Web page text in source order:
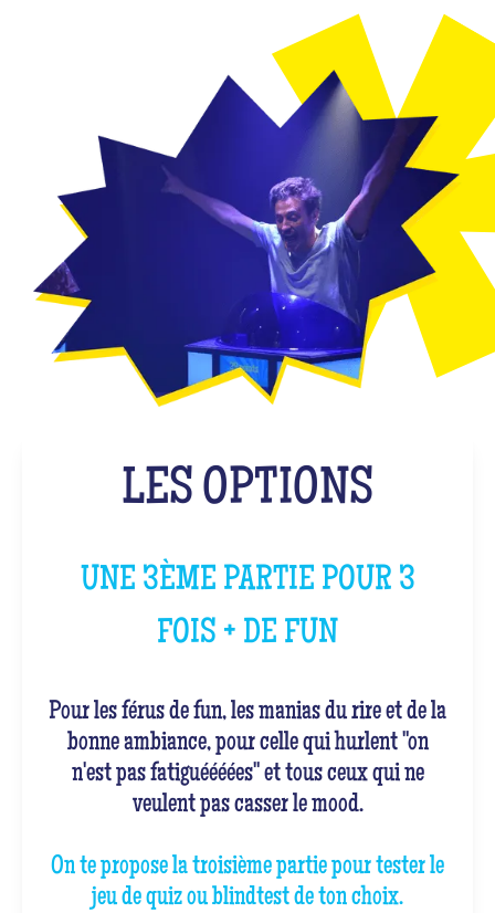
LES OPTIONS
UNE 3ÈME PARTIE POUR 3
FOIS + DE FUN
Pour les férus de fun, les manias du rire et de la
bonne ambiance, pour celle qui hurlent "on
n'est pas fatiguéééées" et tous ceux qui ne
veulent pas casser le mood.
On te propose la troisième partie pour tester le
jeu de quiz ou blindtest de ton choix.